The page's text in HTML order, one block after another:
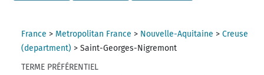
France > Metropolitan France > Nouvelle-Aquitaine >Creuse
(department) >Saint-Georges-Nigremont
TERME PRÉFÉRENTIEL